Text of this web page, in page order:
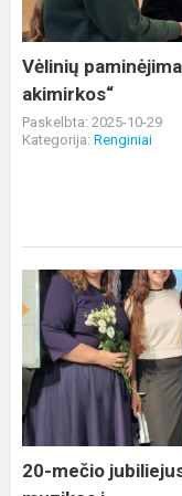
akimirkos“
Vėlinių
akimirkos“
Paskelbta: 2025-10-29
Kategorija: Renginiai
20-
mečio
jubiliejus
Latvijos
respublikos
Jelgavos
muzikos
i...
20-mečio